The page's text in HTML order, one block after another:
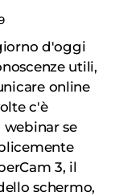
d'oggi
utili,
online
c'è
se
3, il
schermo,